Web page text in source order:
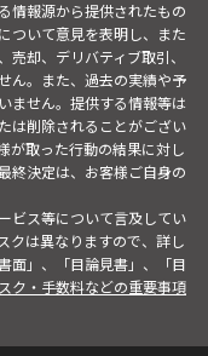
情報源から提供されたもの
ついて意見を表明し、また
却、デリバティブ取引、
ん。また、過去の実績や予
ません。提供する情報等は
は削除されることがござい
が取った行動の結果に対し
終決定は、お客様ご自身の
ビス等について言及してい
クは異なりますので、詳し
面」、「目論見書」、「目
ク・手数料などの重要事項